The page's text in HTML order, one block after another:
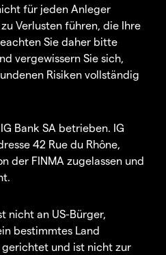
für jeden Anleger
Verlusten führen, die Ihre
Sie daher bitte
vergewissern Sie sich,
Risiken vollständig
Bank SA betrieben. IG
42 Rue du Rhône,
der FINMA zugelassen und
nicht an US-Bürger,
bestimmtes Land
gerichtet und ist nicht zur